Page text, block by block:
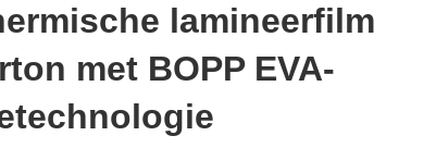
lamineerfilm
met BOPP EVA-
lamineerfilm
met BOPP EVA-